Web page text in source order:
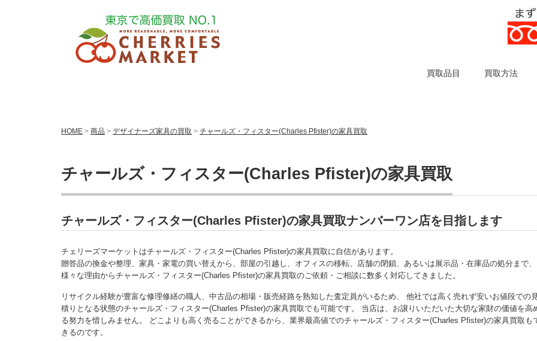
買取品目 買取方法
HOME > 商品 > デザイナーズ家具の買取 > チャールズ・フィスター(Charles Pfister)の家具買取
チャールズ・フィスター(Charles Pfister)の家具買取
チャールズ・フィスター(Charles Pfister)の家具買取ナンバーワン店を目指します
チェリーズマーケットはチャールズ・フィスター(Charles Pfister)の家具買取に自信があります。
贈答品の換金や整理、家具・家電の買い替えから、部屋の引越し、オフィスの移転、店舗の閉鎖、あるいは展示品・在庫品の処分まで、
様々な理由からチャールズ・フィスター(Charles Pfister)の家具買取のご依頼・ご相談に数多く対応してきました。
リサイクル経験が豊富な修理修繕の職人、中古品の相場・販売経路を熟知した査定員がいるため、 他社では高く売れず安いお値段での
積りとなる状態のチャールズ・フィスター(Charles Pfister)の家具買取でも可能です。 当店は、お譲りいただいた大切な家財の価値を高
る努力を惜しみません。 どこよりも高く売ることができるから、業界最高値でのチャールズ・フィスター(Charles Pfister)の家具買取も
きるのです。